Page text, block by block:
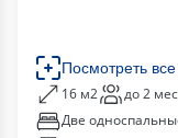
Посмотреть
16 м2 до 2
Две